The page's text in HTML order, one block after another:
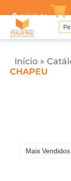
0produto
Início »
CHAPEU